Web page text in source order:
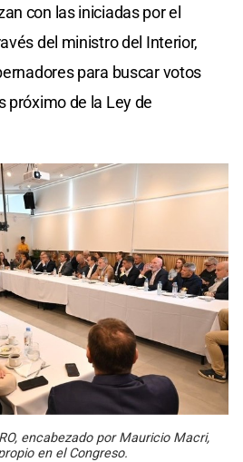
con las iniciadas por el
del ministro del Interior,
para buscar votos
próximo de la Ley de
encabezado por Mauricio Macri,
en el Congreso.